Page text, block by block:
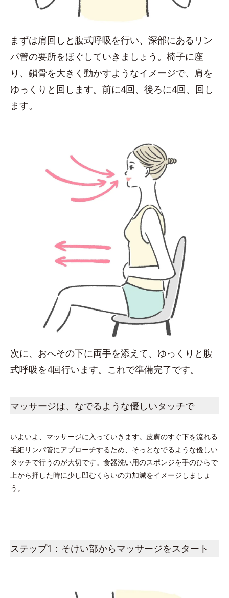
まずは肩回しと腹式呼吸を行い、深部にあるリン
パ管の要所をほぐしていきましょう。椅子に座
り、鎖骨を大きく動かすようなイメージで、肩を
ゆっくりと回します。前に4回、後ろに4回、回し
ます。
次に、おへその下に両手を添えて、ゆっくりと腹
式呼吸を4回行います。これで準備完了です。
マッサージは、なでるような優しいタッチで
いよいよ、マッサージに入っていきます。皮膚のすぐ下を流れる
毛細リンパ管にアプローチするため、そっとなでるような優しい
タッチで行うのが大切です。食器洗い用のスポンジを手のひらで
上から押した時に少し凹むくらいの力加減をイメージしましょ
う。
ステップ1：そけい部からマッサージをスタート